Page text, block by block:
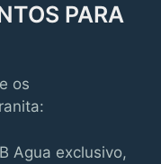
PARA
os
Agua exclusivo,